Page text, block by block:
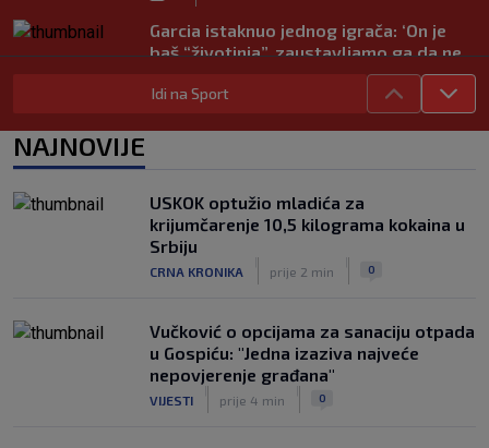
Garcia istaknuo jednog igrača: ‘On je
baš “životinja”, zaustavljamo ga da ne
SK
|
6. kol.
Junak riječke pobjede priznao: ‘Nisam
SK 6. kol.
Pajaziti: Pokušat ćemo biti bolji protiv
Istre
|
Idi na Sport
NAJNOVIJE
USKOK optužio mladića za
krijumčarenje 10,5 kilograma kokaina u
Srbiju
CRNA KRONIKA prije 2 min 0
Vučković o opcijama za sanaciju otpada
u Gospiću: "Jedna izaziva najveće
nepovjerenje građana"
VIJESTI prije 4 min 0